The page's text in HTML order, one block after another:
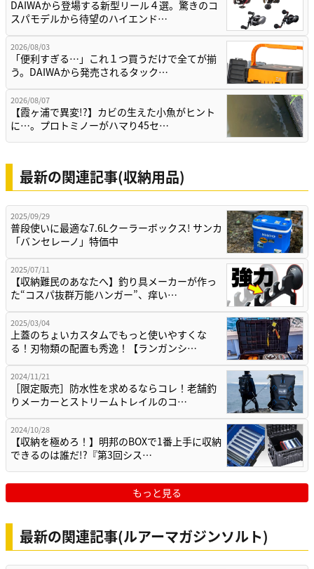
DAIWAから登場する新型リール４選。驚きのコ
スパモデルから待望のハイエンド…
2026/08/03
「便利すぎる…」これ１つ買うだけで全てが揃
う。DAIWAから発売されるタック…
2026/08/07
【霞ヶ浦で異変!?】カビの生えた小魚がヒント
に…。プロトミノーがハマり45セ…
最新の関連記事(収納用品)
2025/09/29
普段使いに最適な7.6Lクーラーボックス! サンカ
「バンセレーノ」特価中
2025/07/11
【収納難民のあなたへ】釣り具メーカーが作っ
た“コスパ抜群万能ハンガー”、痒い…
2025/03/04
上蓋のちょいカスタムでもっと使いやすくな
る！刃物類の配置も秀逸！【ランガンシ…
2024/11/21
［限定販売］防水性を求めるならコレ！老舗釣
りメーカーとストリームトレイルのコ…
2024/10/28
【収納を極めろ！】明邦のBOXで1番上手に収納
できるのは誰だ!?『第3回シス…
もっと見る
最新の関連記事(ルアーマガジンソルト)